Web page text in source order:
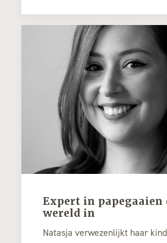
Expert in
wereld in
Natasja verwezenlijkt haar